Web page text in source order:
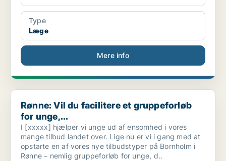
Type
Læge
Mere info
Rønne: Vil du facilitere et gruppeforløb for unge,...
Rønne: Vil du facilitere et gruppeforløb
for unge,...
I [xxxxx] hjælper vi unge ud af ensomhed i vores
mange tilbud landet over. Lige nu er vi i gang med at
opstarte en af vores nye tilbudstyper på Bornholm i
Rønne – nemlig gruppeforløb for unge, d..